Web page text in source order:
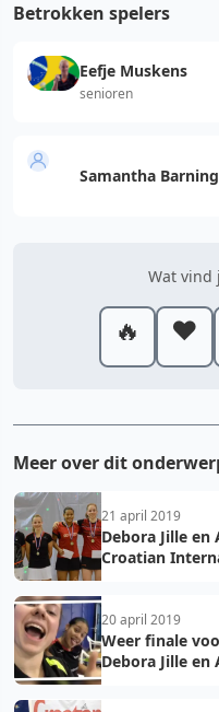
Betrokken spelers
Eefje Muskens
senioren
Samantha Barning
Wat vind
🔥 ❤️
Meer over dit
21 april 2019
Debora Jille
Croatian
20 april 2019
Weer finale
Debora Jille